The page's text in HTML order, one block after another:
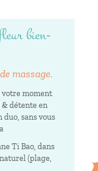
bien-
massage.
votre moment
détente en
duo, sans vous
Ti Bao, dans
(plage,